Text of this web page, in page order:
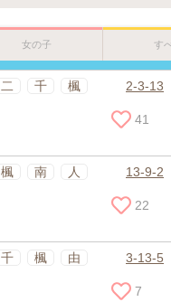
女の子 す
二 千 楓 2-3-13
41
楓 南 人 13-9-2
22
千 楓 由 3-13-5
7